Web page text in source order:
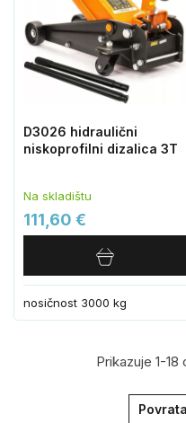
D3026 hidraulični
niskoprofilni dizalica 3T
Na skladištu
111,60 €
nosičnost 3000 kg
Prikazuje 1-18